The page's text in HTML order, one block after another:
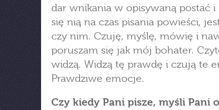
dar wnikania w opisywaną postać i
się nią na czas pisania powieści,
czy nim. Czuję, myślę, mówię i
poruszam się jak mój bohater.
widzą. Widzą tę prawdę i czują te
Prawdziwe emocje.
Czy kiedy Pani pisze, myśli Pani